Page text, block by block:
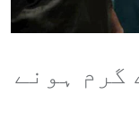
گرم ہونے